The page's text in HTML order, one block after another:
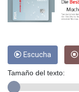
Escucha
Tamaño del texto: